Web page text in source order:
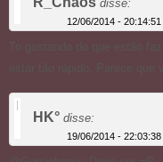
disse:
12/06/2014 - 20:14:51
To gostando do que estão
HK° disse:
19/06/2014 - 22:03:38